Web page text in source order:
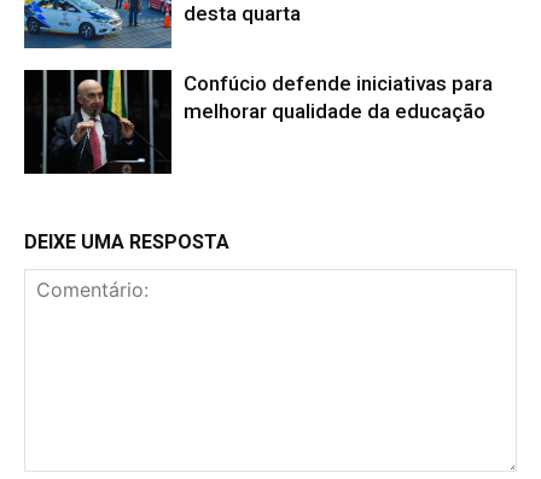
desta quarta
Confúcio defende iniciativas para
melhorar qualidade da educação
DEIXE UMA RESPOSTA